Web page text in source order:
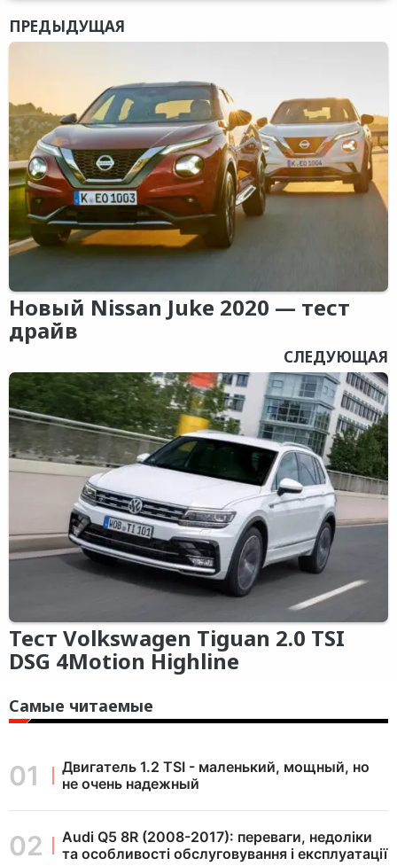
ПРЕДЫДУЩАЯ
Новый Nissan Juke 2020 — тест
драйв
СЛЕДУЮЩАЯ
Тест Volkswagen Tiguan 2.0 TSI
DSG 4Motion Highline
Самые читаемые
Двигатель 1.2 TSI - маленький, мощный, но
не очень надежный
Audi Q5 8R (2008-2017): переваги, недоліки
та особливості обслуговування і експлуатації